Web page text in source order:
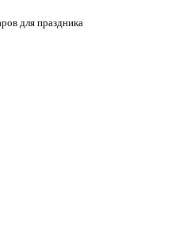
для праздника